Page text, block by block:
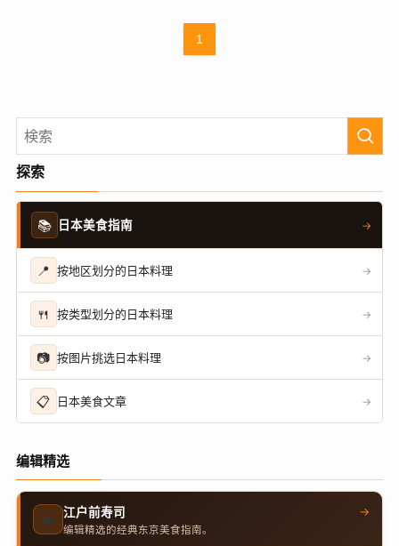
1
探索
📚 日本美食指南 →
📍 按地区划分的日本料理 →
🍴 按类型划分的日本料理 →
📷 按图片挑选日本料理 →
📋 日本美食文章 →
编辑精选
🍣 江户前寿司
编辑精选的经典东京美食指南。
→